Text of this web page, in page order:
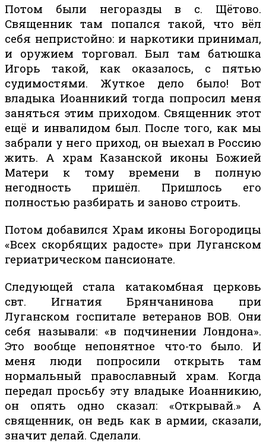
Потом были негоразды в с. Щётово.
Священник там попался такой, что вёл
себя непристойно: и наркотики принимал,
и оружием торговал. Был там батюшка
Игорь такой, как оказалось, с пятью
судимостями. Жуткое дело было! Вот
владыка Иоанникий тогда попросил меня
заняться этим приходом. Священник этот
ещё и инвалидом был. После того, как мы
забрали у него приход, он выехал в Россию
жить. А храм Казанской иконы Божией
Матери к тому времени в полную
негодность пришёл. Пришлось его
полностью разбирать и заново строить.
Потом добавился Храм иконы Богородицы
«Всех скорбящих радосте» при Луганском
гериатрическом пансионате.
Следующей стала катакомбная церковь
свт. Игнатия Брянчанинова при
Луганском госпитале ветеранов ВОВ. Они
себя называли: «в подчинении Лондона».
Это вообще непонятное что-то было. И
меня люди попросили открыть там
нормальный православный храм. Когда
передал просьбу эту владыке Иоанникию,
он опять одно сказал: «Открывай.» А
священник, он ведь как в армии, сказали,
значит делай. Сделали.